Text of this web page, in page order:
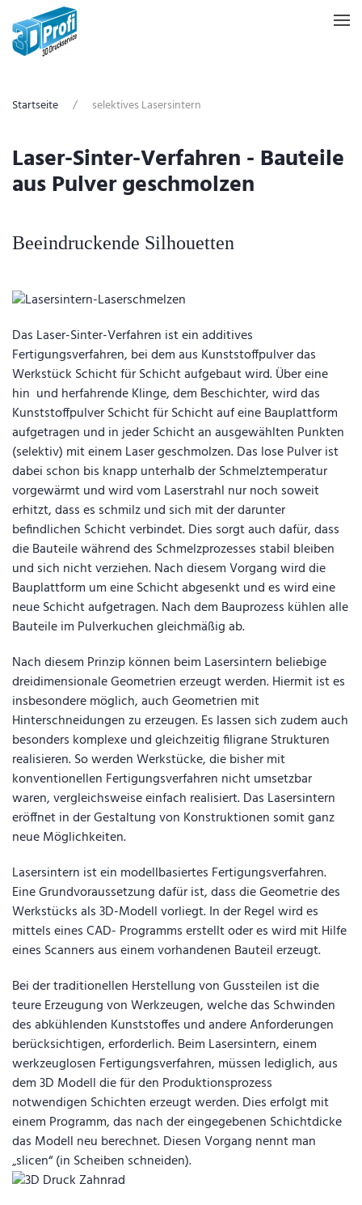
Zum Hauptinhalt springen
Startseite selektives Lasersintern
Laser-Sinter-Verfahren - Bauteile
aus Pulver geschmolzen
Beeindruckende Silhouetten
Das Laser-Sinter-Verfahren ist ein additives
Fertigungsverfahren, bei dem aus Kunststoffpulver das
Werkstück Schicht für Schicht aufgebaut wird. Über eine
hin und herfahrende Klinge, dem Beschichter, wird das
Kunststoffpulver Schicht für Schicht auf eine Bauplattform
aufgetragen und in jeder Schicht an ausgewählten Punkten
(selektiv) mit einem Laser geschmolzen. Das lose Pulver ist
dabei schon bis knapp unterhalb der Schmelztemperatur
vorgewärmt und wird vom Laserstrahl nur noch soweit
erhitzt, dass es schmilz und sich mit der darunter
befindlichen Schicht verbindet. Dies sorgt auch dafür, dass
die Bauteile während des Schmelzprozesses stabil bleiben
und sich nicht verziehen. Nach diesem Vorgang wird die
Bauplattform um eine Schicht abgesenkt und es wird eine
neue Schicht aufgetragen. Nach dem Bauprozess kühlen alle
Bauteile im Pulverkuchen gleichmäßig ab.
Nach diesem Prinzip können beim Lasersintern beliebige
dreidimensionale Geometrien erzeugt werden. Hiermit ist es
insbesondere möglich, auch Geometrien mit
Hinterschneidungen zu erzeugen. Es lassen sich zudem auch
besonders komplexe und gleichzeitig filigrane Strukturen
realisieren. So werden Werkstücke, die bisher mit
konventionellen Fertigungsverfahren nicht umsetzbar
waren, vergleichsweise einfach realisiert. Das Lasersintern
eröffnet in der Gestaltung von Konstruktionen somit ganz
neue Möglichkeiten.
Lasersintern ist ein modellbasiertes Fertigungsverfahren.
Eine Grundvoraussetzung dafür ist, dass die Geometrie des
Werkstücks als 3D-Modell vorliegt. In der Regel wird es
mittels eines CAD- Programms erstellt oder es wird mit Hilfe
eines Scanners aus einem vorhandenen Bauteil erzeugt.
Bei der traditionellen Herstellung von Gussteilen ist die
teure Erzeugung von Werkzeugen, welche das Schwinden
des abkühlenden Kunststoffes und andere Anforderungen
berücksichtigen, erforderlich. Beim Lasersintern, einem
werkzeuglosen Fertigungsverfahren, müssen lediglich, aus
dem 3D Modell die für den Produktionsprozess
notwendigen Schichten erzeugt werden. Dies erfolgt mit
einem Programm, das nach der eingegebenen Schichtdicke
das Modell neu berechnet. Diesen Vorgang nennt man
„slicen“ (in Scheiben schneiden).